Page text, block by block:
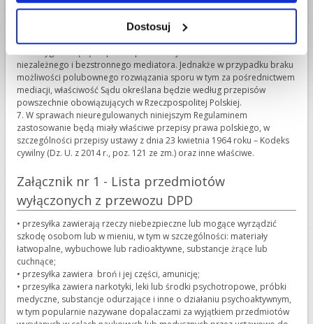
Dostosuj
6. Przepisu powyższego nie stosuje się do konsumentów w rozumieniu
przepisów ustawy z dnia 23 kwietnia 1964 roku – Kodeks cywilny (Dz.
U. z 2014 r., poz. 121 ze zm.) – gdzie wszelkie spory między Stronami
rozstrzygane będą w sposób polubowny lub w obecności
niezależnego i bezstronnego mediatora. Jednakże w przypadku braku
możliwości polubownego rozwiązania sporu w tym za pośrednictwem
mediacji, właściwość Sądu określana będzie według przepisów
powszechnie obowiązujących w Rzeczpospolitej Polskiej.
7. W sprawach nieuregulowanych niniejszym Regulaminem
zastosowanie będą miały właściwe przepisy prawa polskiego, w
szczególności przepisy ustawy z dnia 23 kwietnia 1964 roku – Kodeks
cywilny (Dz. U. z 2014 r., poz. 121 ze zm.) oraz inne właściwe.
Załącznik nr 1 - Lista przedmiotów
wyłączonych z przewozu DPD
• przesyłka zawierają rzeczy niebezpieczne lub mogące wyrządzić
szkodę osobom lub w mieniu, w tym w szczególności: materiały
łatwopalne, wybuchowe lub radioaktywne, substancje żrące lub
cuchnące;
• przesyłka zawiera broń i jej części, amunicję;
• przesyłka zawiera narkotyki, leki lub środki psychotropowe, próbki
medyczne, substancje odurzające i inne o działaniu psychoaktywnym,
w tym popularnie nazywane dopalaczami za wyjątkiem przedmiotów